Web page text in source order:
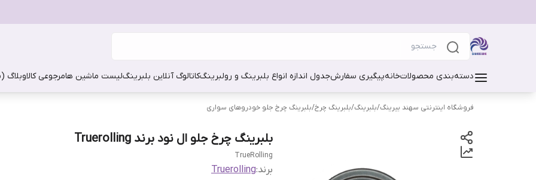
دسته‌بندی محصولاتخانهپیگیری سفارشجدول اندازه انواع بلبرینگ و رولبرینگکاتالوگ آنلاین بلبرینگلیست ماشین هامرجوعی کالاوبلاگ
فروشگاه اینترنتی سهند بیرینگ/بلبرینگ/بلبرینگ چرخ/بلبرینگ چرخ جلو خودروهای سواری
بلبرینگ چرخ جلو ال نود برند Truerolling
TrueRolling
برند:Truerolling